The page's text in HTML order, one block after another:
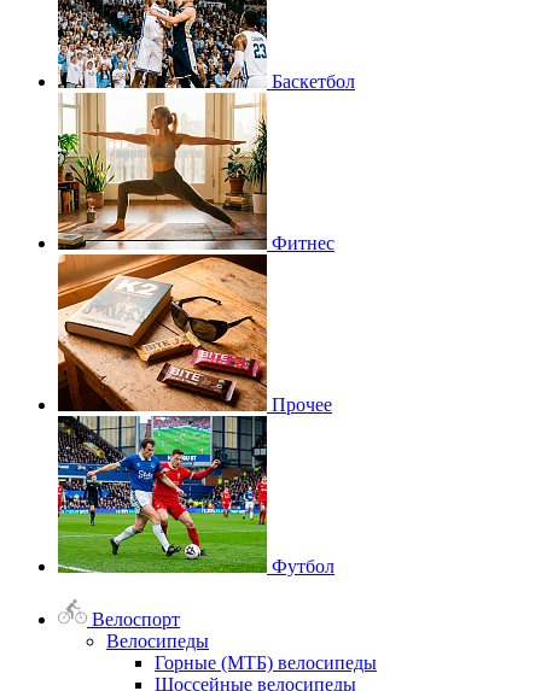
Баскетбол
Фитнес
Прочее
Футбол
Велоспорт
Велосипеды
Горные (МТБ) велосипеды
Шоссейные велосипеды